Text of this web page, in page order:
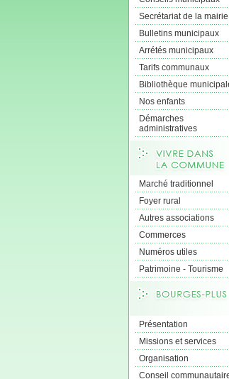
Secrétariat de la mairie
Bulletins municipaux
Arrétés municipaux
Tarifs communaux
Bibliothèque
Nos enfants
Démarches
administratives
Marché traditionnel
Foyer rural
Autres associations
Commerces
Numéros utiles
Patrimoine - Tourisme
Présentation
Missions et services
Organisation
Conseil